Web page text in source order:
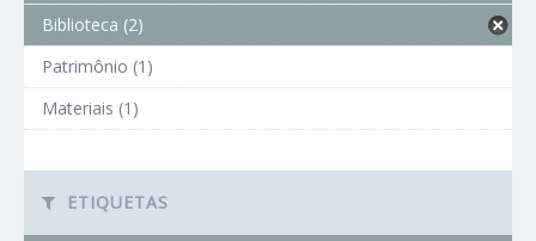
Biblioteca (2)
Patrimônio (1)
Materiais (1)
ETIQUETAS